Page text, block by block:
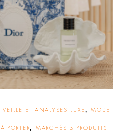
VEILLE ET ANALYSES LUXE , MODE
PORTER, MARCHÉS & PRODUITS